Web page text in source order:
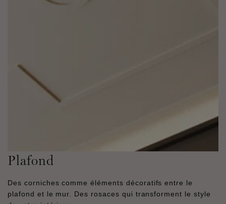
Plafond
Des corniches comme éléments décoratifs entre le
plafond et le mur. Des rosaces qui transforment le style